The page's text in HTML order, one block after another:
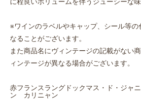
※ワインのラベルやキャップ、シール等の
なることがございます。
また商品名にヴィンテージの記載がない
ィンテージが異なる場合がございます。
赤フランスラングドックマス・ド・ジャ
ン カリニャン